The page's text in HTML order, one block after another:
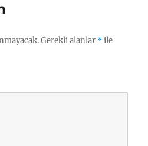
Gerekli alanlar *ile